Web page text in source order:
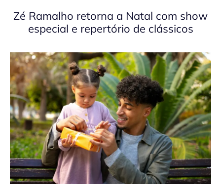
Zé Ramalho retorna a Natal com show
especial e repertório de clássicos